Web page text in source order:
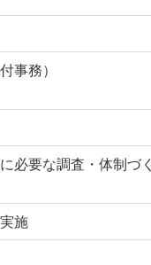
事務）
必要な調査・体制づく
施